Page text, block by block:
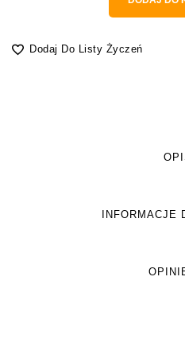
Dodaj Do Listy Życzeń
INFORMACJE